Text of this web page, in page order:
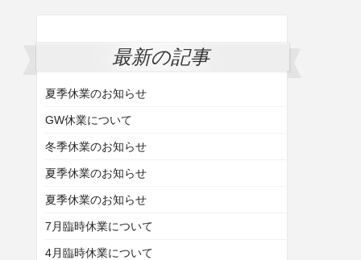
最新の記事
夏季休業のお知らせ
GW休業について
冬季休業のお知らせ
夏季休業のお知らせ
夏季休業のお知らせ
7月臨時休業について
4月臨時休業について